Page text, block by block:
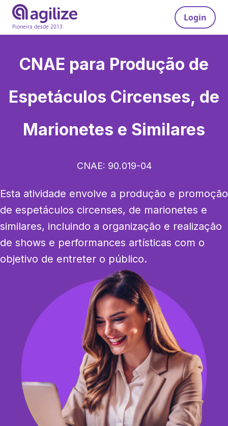
Pioneira desde 2013
Login
CNAE para Produção de
Espetáculos Circenses, de
Marionetes e Similares
CNAE: 90.019-04
Esta atividade envolve a produção e promoção
de espetáculos circenses, de marionetes e
similares, incluindo a organização e realização
de shows e performances artísticas com o
objetivo de entreter o público.